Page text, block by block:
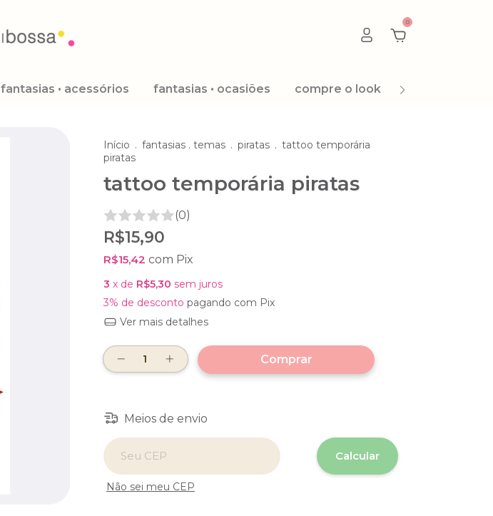
0
fantasias • acessórios fantasias • ocasiões compre o look
Início . fantasias . temas . piratas . tattoo temporária
piratas
tattoo temporária piratas
(0)
R$15,90
R$15,42 com Pix
3 x de R$5,30 sem juros
3% de desconto pagando com Pix
Ver mais detalhes
Meios de envio
Entregas para o CEP:
Calcular
Não sei meu CEP